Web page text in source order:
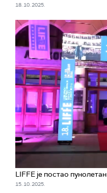
18. 10. 2025.
LIFFE је постао пунолетан
15. 10. 2025.